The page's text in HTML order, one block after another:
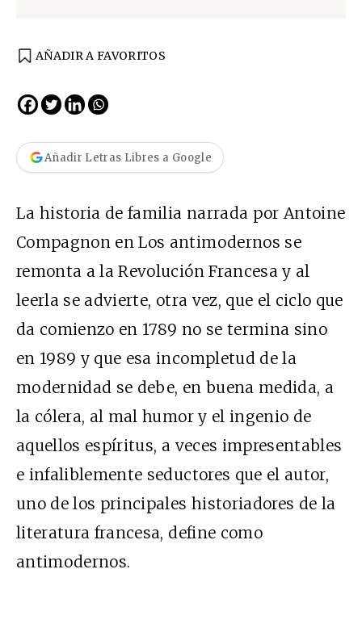
AÑADIR A FAVORITOS
Añadir Letras Libres a Google
La historia de familia narrada por Antoine
Compagnon en Los antimodernos se
remonta a la Revolución Francesa y al
leerla se advierte, otra vez, que el ciclo que
da comienzo en 1789 no se termina sino
en 1989 y que esa incompletud de la
modernidad se debe, en buena medida, a
la cólera, al mal humor y el ingenio de
aquellos espíritus, a veces impresentables
e infaliblemente seductores que el autor,
uno de los principales historiadores de la
literatura francesa, define como
antimodernos.